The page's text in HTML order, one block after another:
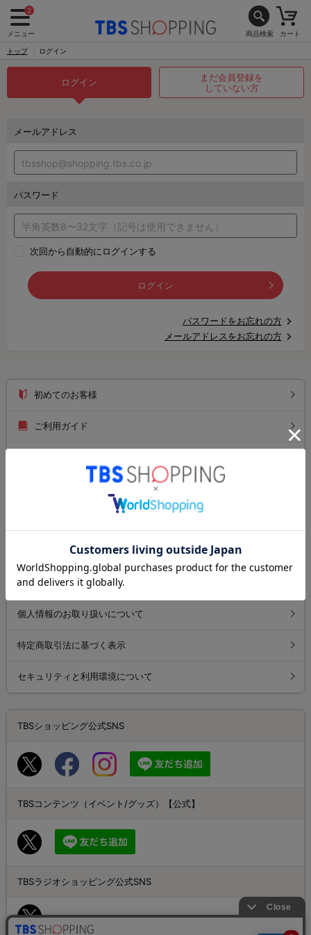
2
メニュー 商品検索 カート
トップ ログイン
ログイン
まだ会員登録を
していない方
メールアドレス
パスワード
次回から自動的にログインする
ログイン
パスワードをお忘れの方
メールアドレスをお忘れの方
初めてのお客様
ご利用ガイド
よくあるご質問
お問い合わせ
個人情報のお取り扱いについて
特定商取引法に基づく表示
セキュリティと利用環境について
TBSショッピング公式SNS
TBSコンテンツ（イベント/グッズ）【公式】
TBSラジオショッピング公式SNS